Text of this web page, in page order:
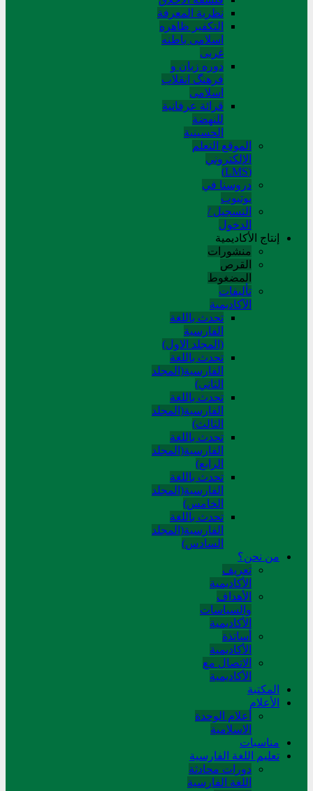
نظریة المعرفة
التکفیر ظاهره
اسلامی باطنه
غربی
دوره زبان و
فرهنگ انقلاب
اسلامی
قرائة عرفانیة
للنهضة
الحسینیة
الموقع التعلم
الإلکتروني
(LMS)
دروسنا في
يوتيوب
التسجيل /
الدخول
إنتاج الأكاديمية
منشورات
القرص
المضغوط
تألیفات
الآکادیمیة
تحدث باللغة
الفارسية
(المجلد الاول)
تحدث باللغة
الفارسية(المجلد
الثاني)
تحدث باللغة
الفارسية(المجلد
الثالث)
تحدث باللغة
الفارسية(المجلد
الرابع)
تحدث باللغة
الفارسية(المجلد
الخامس)
تحدث باللغة
الفارسية(المجلد
السادس)
من نحن؟
تعريف
الأكاديمية
الأهداف
والسياسات
الأكاديمية
أساتذة
الأكاديمية
الاتصال مع
الأكاديمية
المکتبة
الأعلام
أعلام الوحدة
الاسلامية
مناسبات
تعلیم اللغة الفارسیة
دورات محادثة
اللغة الفارسیة